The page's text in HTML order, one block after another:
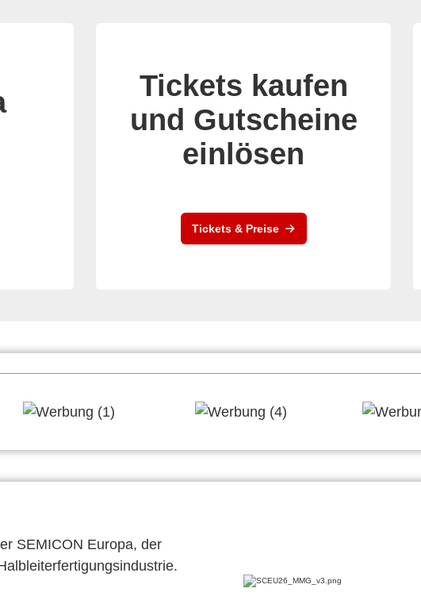
Tickets kaufen
und Gutscheine
einlösen
Tickets & Preise
SEMICON Europa, der